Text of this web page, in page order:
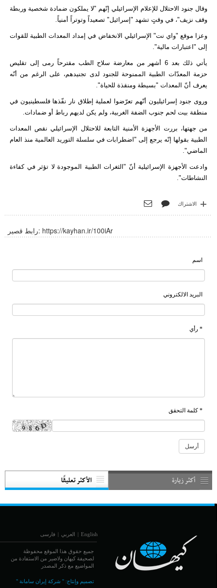
وقال جنود الاحتلال للإعلام الإسرائيلي إنّهم "لا يملكون ضمادة شخصية وربطة
وقف نزيف"، في وقتٍ تشهد "إسرائيل" تصعيداً وتوتراً أمنياً.
وعزا موقع "واي نت" الإسرائيلي الانخفاض في إمداد المعدات الطبية للقوات
إلى "اعتبارات مالية".
يأتي ذلك بعد 6 أشهر من معارضة سلاح الطب مقترحاً رمى إلى تقليص
حزمة المعدّات الطبية الممنوحة للجنود لدى تجنيدهم، على الرغم من أنّه
يعرف أنّ المعدات "بسيطة ومنقذة للحياة".
وروى جنود إسرائيليون أنّهم تعرّضوا لعملية إطلاق نار نفّذها فلسطينيون في
منطقة بيت لحم جنوب الضفة الغربية، ولم يكن لديهم رباط أو ضمادات.
من جهتها، بررت الأجهزة الأمنية التابعة للاحتلال الإسرائيلي نقص المعدات
الطبية بقولها إنّه يرجع إلى "اضطرابات في سلسلة التوريد العالمية منذ العام
الماضي".
وادعت الأجهزة الإسرائيلية أنّ "الثغرات الطبية الموجودة لا تؤثر في كفاءة
النشاطات".
الاشتراك
رابط قصير: https://kayhan.ir/100iAr
اسم
البريد الالكتروني
* رأي
* كلمة التحقق
أكثر زيارة الأكثر تعليقًا
English
| العربي | فارسی
جميع حقوق هذا الموقع محفوظة
لصحيفة كيهان ولاضير من الاستفادة من
المواضيع مع ذكر المصدر
تصميم وإنتاج:" شركة إيران سامانة "